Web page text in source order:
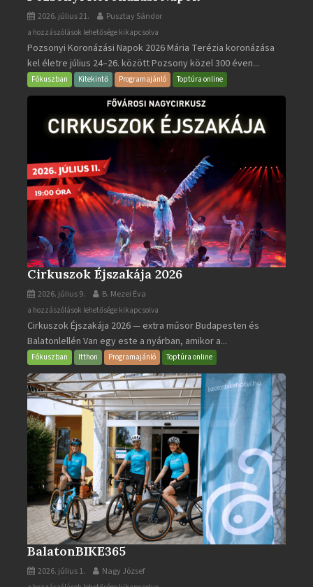
2026. július 21. Pusztay Sándor
Pozsonyi
Koronázási
Napok
bejegyzéshez
a hozzászólások lehetősége kikapcsolva
Pozsonyi Koronázási Napok 2026 Mária Terézia koronázása
kel életre július 24–26. között Pozsony közel 300 éven...
Fókuszban Kitekintő Programajánló Toptúra online
Cirkuszok Éjszakája 2026
2026. július 9. B. Mezei Éva
Cirkuszok
Éjszakája
2026
bejegyzéshez
a hozzászólások lehetősége kikapcsolva
Cirkuszok Éjszakája 2026 — extra műsor Budapesten és
Balatonlellén Van egy este a nyárban, amikor a...
Fókuszban Itthon Programajánló Toptúra online
BalatonBIKE365
2026. július 1. Nagy József